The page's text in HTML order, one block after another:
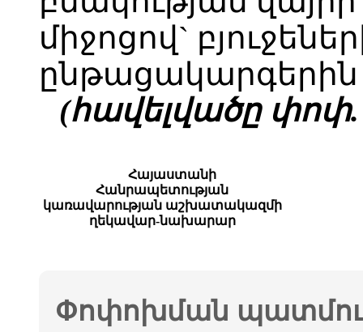
միջոցով`
(հավելվածը փոփ.
Հայաստանի
Հանրապետության
կառավարության աշխատակազմի
ղեկավար-նախարար
Փոփոխման